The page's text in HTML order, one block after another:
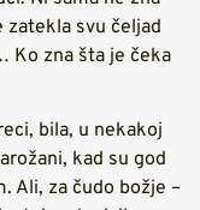
zatekla svu čeljad
Ko zna šta je čeka
bila, u nekakoj
kad su god
Ali, za čudo božje –